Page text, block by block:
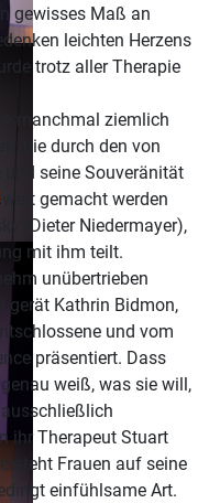
gewisses Maß an
leichten Herzens
trotz aller Therapie
manchmal ziemlich
die durch den von
und seine Souveränität
gemacht werden
(Dieter Niedermayer),
mit ihm teilt.
unübertrieben
gerät Kathrin Bidmon,
und vom
präsentiert. Dass
weiß, was sie will,
ihr Therapeut Stuart
Frauen auf seine
einfühlsame Art.